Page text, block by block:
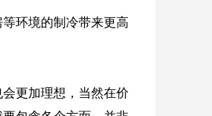
环境的制冷带来更高
更加理想，当然在价